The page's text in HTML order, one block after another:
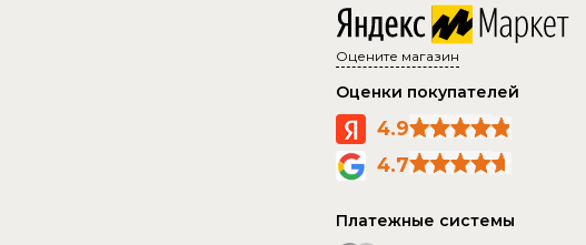
Оцените магазин
Оценки покупателей
4.9
4.7
Платежные системы